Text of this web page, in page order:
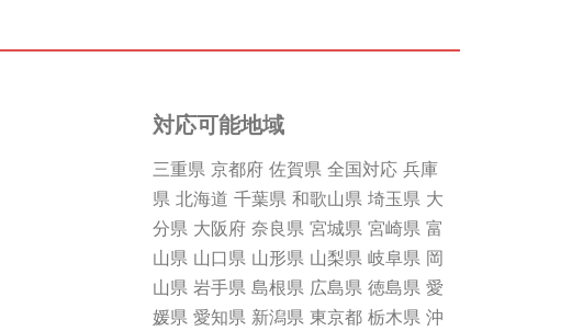
対応可能地域
三重県 京都府 佐賀県 全国対応 兵庫
県 北海道 千葉県 和歌山県 埼玉県 大
分県 大阪府 奈良県 宮城県 宮崎県 富
山県 山口県 山形県 山梨県 岐阜県 岡
山県 岩手県 島根県 広島県 徳島県 愛
媛県 愛知県 新潟県 東京都 栃木県 沖